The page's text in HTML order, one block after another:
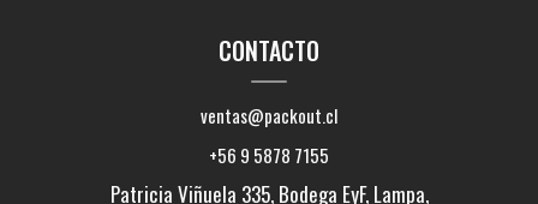
CONTACTO
ventas@packout.cl
+56 9 5878 7155
Patricia Viñuela 335, Bodega EyF, Lampa,